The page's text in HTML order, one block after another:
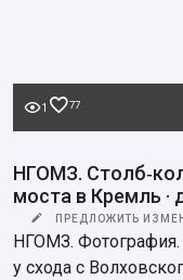
1 77
НГОМЗ.
моста в Кремль ·
ПРЕДЛОЖИТЬ
НГОМЗ.
у схода с